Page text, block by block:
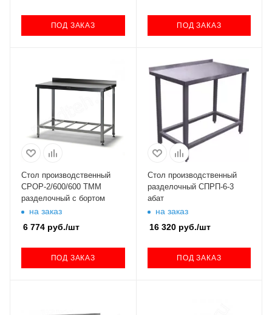
ПОД ЗАКАЗ ПОД ЗАКАЗ
Стол производственный
СРОР-2/600/600 ТММ
разделочный с бортом
на заказ
6 774 руб./шт
ПОД ЗАКАЗ
Стол производственный
разделочный СПРП-6-3
абат
на заказ
16 320руб./шт
ПОД ЗАКАЗ